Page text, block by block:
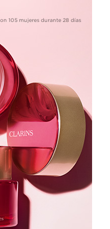
105 mujeres durante 28 días